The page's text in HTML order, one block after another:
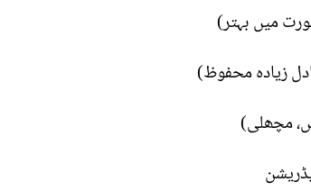
میں بہتر)
زیادہ محفوظ)
مچھلی)